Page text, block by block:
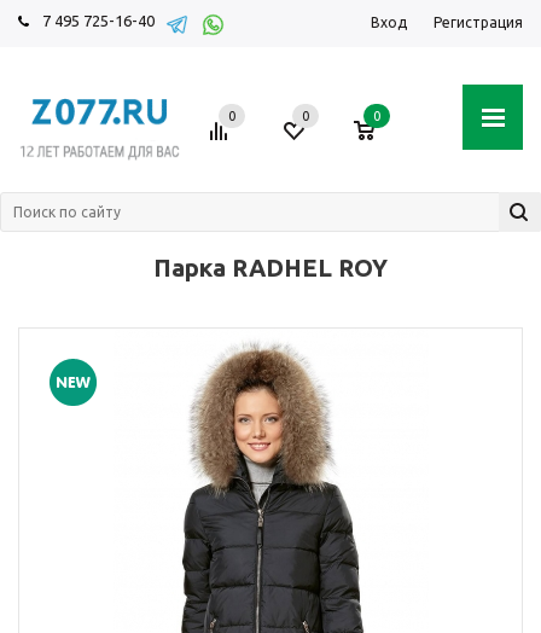
7 495 725-16-40 Вход Регистрация
0 0 0
Парка RADHEL ROY